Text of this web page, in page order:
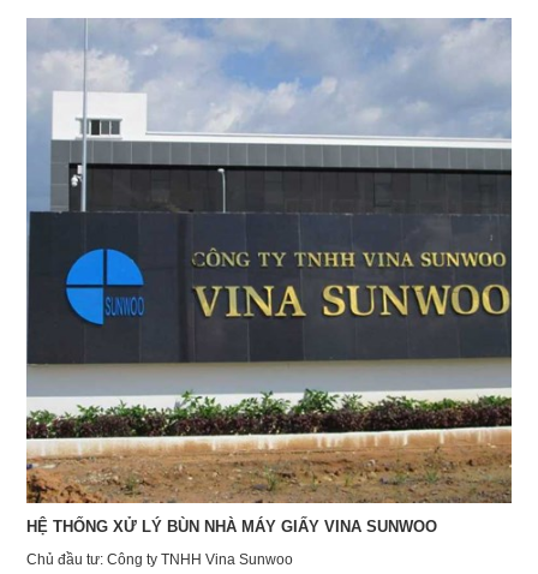
HỆ THỐNG XỬ LÝ BÙN NHÀ MÁY GIẤY VINA SUNWOO
Chủ đầu tư: Công ty TNHH Vina Sunwoo